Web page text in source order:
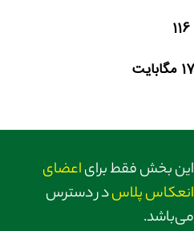
این بخش فقط برایاعضای
انعکاس پلاسدر دسترس
می‌باشد.